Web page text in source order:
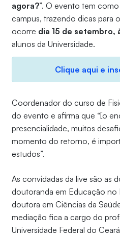
agora?”. O evento tem
campus, trazendo dicas para
ocorre dia 15 de setembro,
alunos da Universidade.
Clique aqui e
Coordenador do curso de
do evento e afirma que “[o
presencialidade, muitos
momento do retorno, é
estudos”.
As convidadas da live são as
doutoranda em Educação
doutora em Ciências da
mediação fica a cargo do
Universidade Federal do